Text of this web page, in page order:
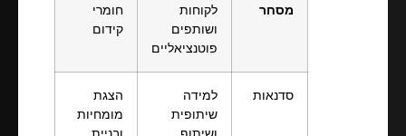
מסחר
לקוחות
ושותפים
פוטנציאליים
חומרי
קידום
סדנאות
למידה
שיתופית
הצגת
מומחיות